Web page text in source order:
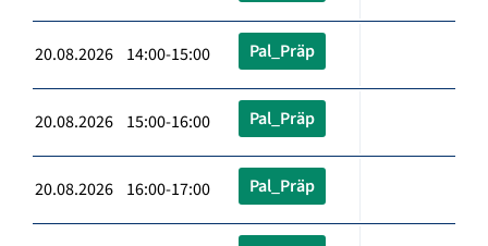
20.08.2026 14:00-15:00 Pal_Präp
20.08.2026 15:00-16:00 Pal_Präp
20.08.2026 16:00-17:00 Pal_Präp